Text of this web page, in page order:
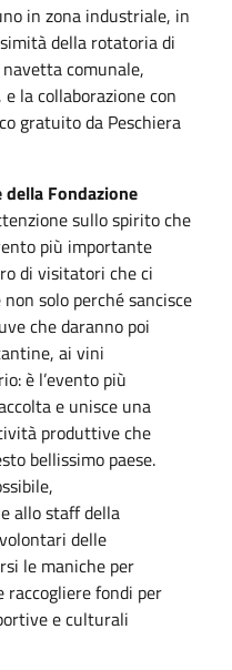
in zona industriale, in
della rotatoria di
comunale,
la collaborazione con
gratuito da Peschiera
Fondazione
sullo spirito che
più importante
di visitatori che ci
solo perché sancisce
che daranno poi
ai vini
è l’evento più
e unisce una
produttive che
bellissimo paese.
allo staff della
delle
le maniche per
raccogliere fondi per
e culturali